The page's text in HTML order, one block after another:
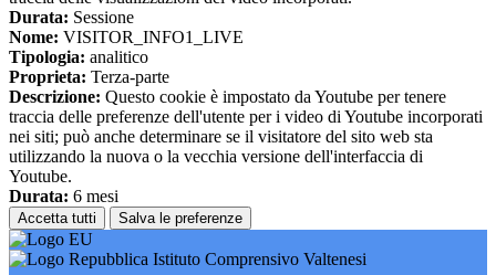
Durata: Sessione
Nome: VISITOR_INFO1_LIVE
Tipologia: analitico
Proprieta: Terza-parte
Descrizione: Questo cookie è impostato da Youtube per tenere
traccia delle preferenze dell'utente per i video di Youtube incorporati
nei siti; può anche determinare se il visitatore del sito web sta
utilizzando la nuova o la vecchia versione dell'interfaccia di
Youtube.
Durata: 6 mesi
Accetta tutti Salva le preferenze
Istituto Comprensivo Valtenesi